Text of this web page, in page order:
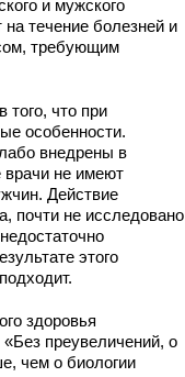
и мужского
на течение болезней и
требующим
того, что при
особенности.
внедрены в
врачи не имеют
Действие
почти не исследовано
этого
здоровья
преувеличений, о
чем о биологии